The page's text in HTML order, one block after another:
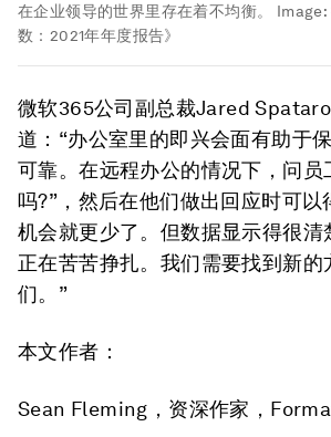
在企业领导的世界里存在着不均衡。 Image:
数：2021年年度报告》
微软365公司副总裁Jared
道：“办公室里的即兴会面有助于
可靠。在远程办公的情况下，问员
吗?”，然后在他们做出回应时可以
机会就更少了。但数据显示得很清
正在苦苦挣扎。我们需要找到新的
们。”
本文作者：
Sean Fleming，资深作家，